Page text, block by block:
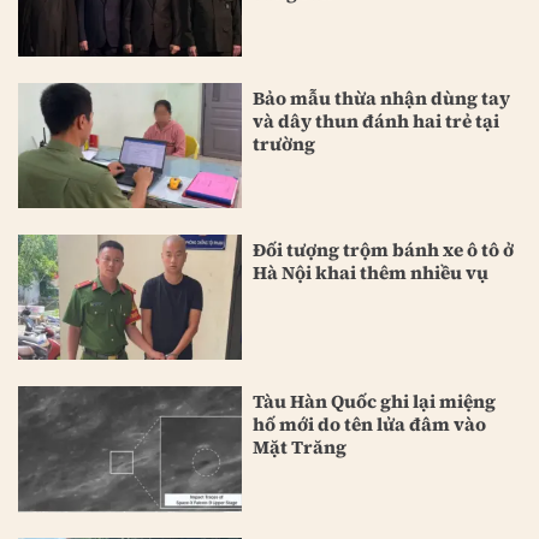
Bảo mẫu thừa nhận dùng tay
và dây thun đánh hai trẻ tại
trường
Đối tượng trộm bánh xe ô tô ở
Hà Nội khai thêm nhiều vụ
Tàu Hàn Quốc ghi lại miệng
hố mới do tên lửa đâm vào
Mặt Trăng